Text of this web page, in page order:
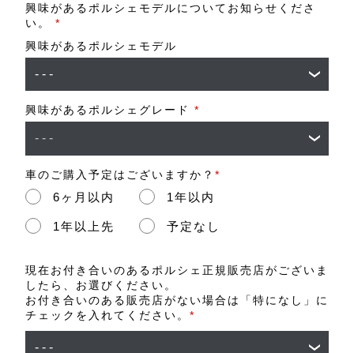
興味があるポルシェモデルについてお知らせくださ
い。 *
興味があるポルシェモデル
興味があるポルシェグレード *
車のご購入予定はございますか？ *
6ヶ月以内 1年以内
1年以上先 予定なし
現在お付き合いのあるポルシェ正規販売店がございま
したら、お選びください。
お付き合いのある販売店がない場合は「特になし」に
チェックを入れてください。 *